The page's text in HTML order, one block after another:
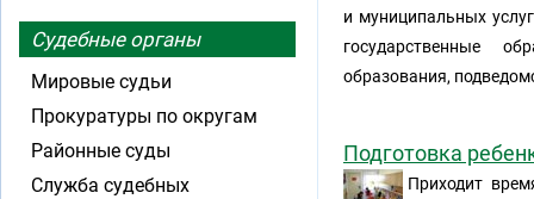
и муниципальных
государственные
образования,
Подготовка
Приходит
Судебные органы
Мировые судьи
Прокуратуры по округам
Районные суды
Служба судебных